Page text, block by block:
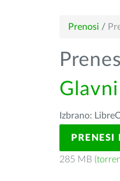
Prenosi /
Izbrano:
285 MB (